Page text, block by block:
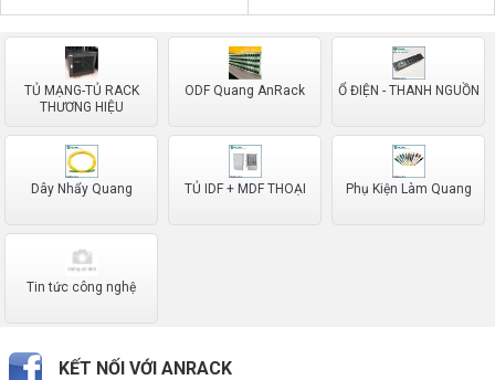
TỦ MẠNG-TỦ RACK
THƯƠNG HIỆU
ODF Quang AnRack Ổ ĐIỆN - THANH NGUỒN
Dây Nhẩy Quang TỦ IDF + MDF THOẠI Phụ Kiện Làm Quang
Tin tức công nghệ
KẾT NỐI VỚI ANRACK